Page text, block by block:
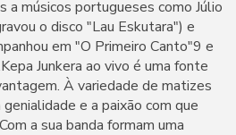
a músicos portugueses como Júlio
o disco "Lau Eskutara") e
em "O Primeiro Canto"9 e
Junkera ao vivo é uma fonte
À variedade de matizes
e a paixão com que
a sua banda formam uma